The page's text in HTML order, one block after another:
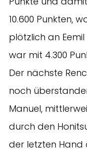
10.600 Punkten,
plötzlich an
war mit 4.300
Der nächste
noch
Manuel,
durch den
der letzten Hand